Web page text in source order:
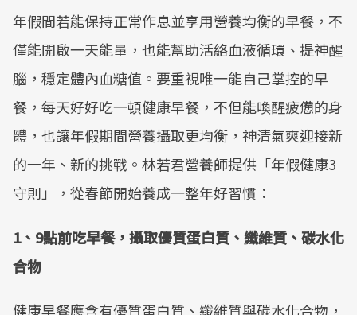
Mute
年假間若能保持正常作息並享用營養均衡的早餐，不
僅能開啟一天能量，也能幫助活絡血液循環、提神醒
腦，穩定體內血糖值。要重視唯一能自己掌控的早
餐，每天好好吃一頓健康早餐，不但能喚醒疲憊的身
體，也讓年假期間營養攝取更均衡，神清氣爽迎接新
的一年、新的挑戰。林若君營養師提供「年假健康3
守則」，從春節開始養成一整年好習慣：
1、 9點前吃早餐，攝取優質蛋白質、纖維質、碳水化
合物
健康早餐應含有優質蛋白質、纖維質與碳水化合物，